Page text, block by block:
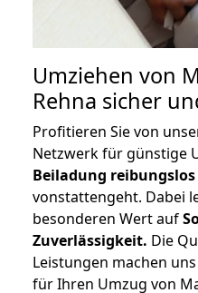
Umziehen von
Rehna sicher
Profitieren Sie von
Netzwerk für günstige
Beiladung
vonstattengeht. Dabei
besonderen Wert auf
Zuverlässigkeit. Die
Leistungen machen
für Ihren Umzug von